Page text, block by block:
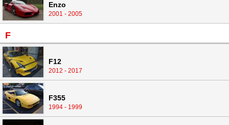
Enzo
2001 - 2005
F
F12
2012 - 2017
F355
1994 - 1999